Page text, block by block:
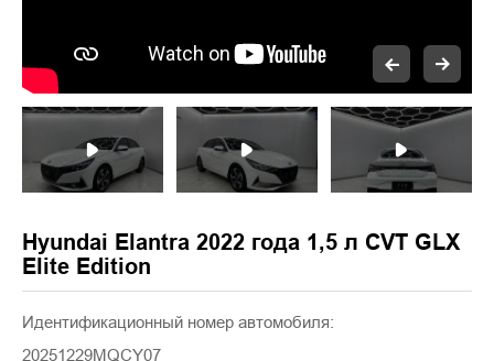
Hyundai Elantra 2022 года 1,5 л CVT GLX
Elite Edition
Идентификационный номер автомобиля:
20251229MQCY07